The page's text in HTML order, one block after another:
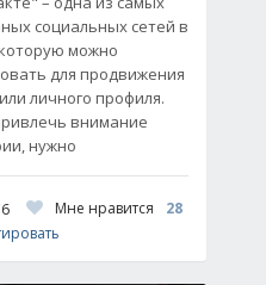
социальных сетей в
можно
для продвижения
личного профиля.
внимание
нужно
Мне нравится
28